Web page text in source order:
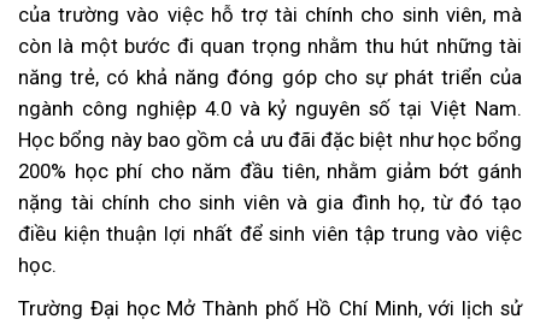
của trường vào việc hỗ trợ tài chính cho sinh viên, mà
còn là một bước đi quan trọng nhằm thu hút những tài
năng trẻ, có khả năng đóng góp cho sự phát triển của
ngành công nghiệp 4.0 và kỷ nguyên số tại Việt Nam.
Học bổng này bao gồm cả ưu đãi đặc biệt như học bổng
200% học phí cho năm đầu tiên, nhằm giảm bớt gánh
nặng tài chính cho sinh viên và gia đình họ, từ đó tạo
điều kiện thuận lợi nhất để sinh viên tập trung vào việc
học.
Trường Đại học Mở Thành phố Hồ Chí Minh, với lịch sử